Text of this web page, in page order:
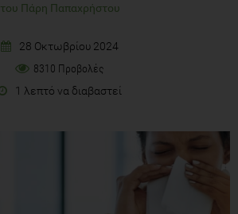
του Πάρη Παπαχρήστου
28 Οκτωβρίου 2024
8310 Προβολές
1 λεπτό να διαβαστεί